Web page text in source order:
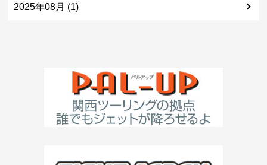
2025年08月 (1)